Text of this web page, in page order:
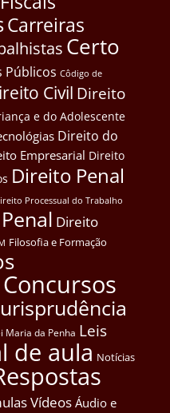
Carreiras
Certo
Públicos Côdigo de
Civil Direito
e do Adolescente
Direito do
Empresarial Direito
Direito Penal
Processual do Trabalho
Direito
Filosofia e Formação
Maria da Penha Leis
de aula Notícias
Vídeos Áudio e